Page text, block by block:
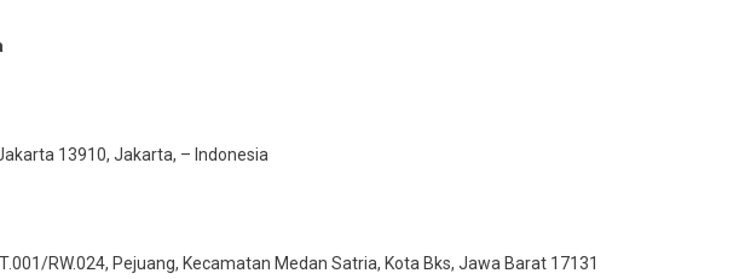
13910, Jakarta, – Indonesia
RW.024, Pejuang, Kecamatan Medan Satria, Kota Bks, Jawa Barat 17131